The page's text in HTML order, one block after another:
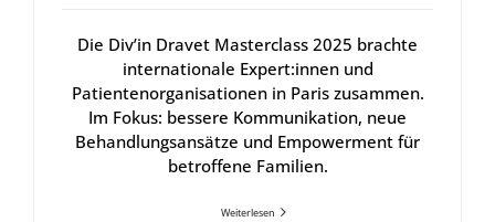
Die Div’in Dravet Masterclass 2025 brachte
internationale Expert:innen und
Patientenorganisationen in Paris zusammen.
Im Fokus: bessere Kommunikation, neue
Behandlungsansätze und Empowerment für
betroffene Familien.
Weiterlesen